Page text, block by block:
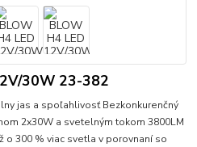
30W 23-382
jas a spoľahlivosť Bezkonkurenčný
2x30W a svetelným tokom 3800LM
o 300 % viac svetla v porovnaní so